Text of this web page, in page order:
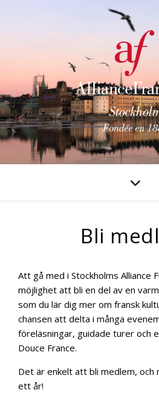
Bli
Att gå med i Stockholms Alliance
möjlighet att bli en del av en
som du lär dig mer om fransk
chansen att delta i många
föreläsningar, guidade turer och
Douce France.
Det är enkelt att bli medlem, och
ett år!